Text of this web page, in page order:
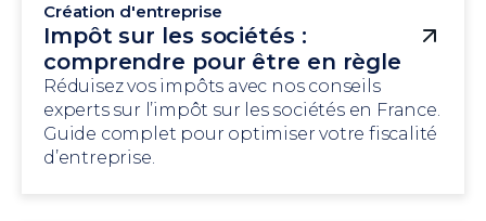
Création d'entreprise
Impôt sur les sociétés :
comprendre pour être en règle
Réduisez vos impôts avec nos conseils
experts sur l’impôt sur les sociétés en France.
Guide complet pour optimiser votre fiscalité
d’entreprise.